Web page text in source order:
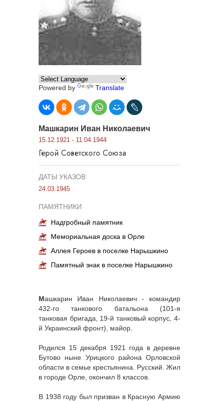
Powered by Translate
Машкарин Иван Николаевич
15.12.1921 - 11.04.1944
Герой Советского Союза
ДАТЫ УКАЗОВ
24.03.1945
ПАМЯТНИКИ
Надгробный памятник
Мемориальная доска в Орле
Аллея Героев в поселке Нарышкино
Памятный знак в поселке Нарышкино
Машкарин Иван Николаевич - командир
432-го танкового батальона (101-я
танковая бригада, 19-й танковый корпус, 4-
й Украинский фронт), майор.
Родился 15 декабря 1921 года в деревне
Бутово ныне Урицкого района Орловской
области в семье крестьянина. Русский. Жил
в городе Орле, окончил 8 классов.
В 1938 году был призван в Красную Армию